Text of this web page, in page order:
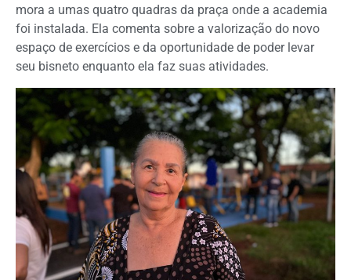
mora a umas quatro quadras da praça onde a academia
foi instalada. Ela comenta sobre a valorização do novo
espaço de exercícios e da oportunidade de poder levar
seu bisneto enquanto ela faz suas atividades.